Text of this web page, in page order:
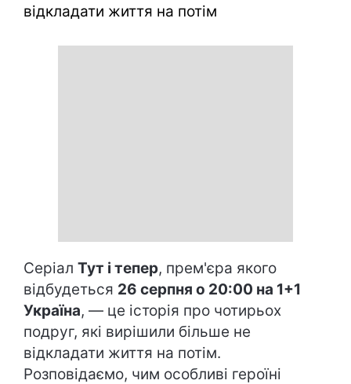
відкладати життя на потім
Серіал Тут і тепер, прем'єра якого
відбудеться 26 серпня о 20:00 на 1+1
Україна, — це історія про чотирьох
подруг, які вирішили більше не
відкладати життя на потім.
Розповідаємо, чим особливі героїні